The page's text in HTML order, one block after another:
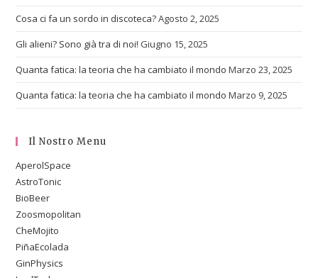
Cosa ci fa un sordo in discoteca?Agosto 2, 2025
Gli alieni? Sono già tra di noi! Giugno 15, 2025
Quanta fatica: la teoria che ha cambiato il mondo Marzo 23, 2025
Quanta fatica: la teoria che ha cambiato il mondo Marzo 9, 2025
Il Nostro Menu
AperolSpace
AstroTonic
BioBeer
Zoosmopolitan
CheMojito
PiñaEcolada
GinPhysics